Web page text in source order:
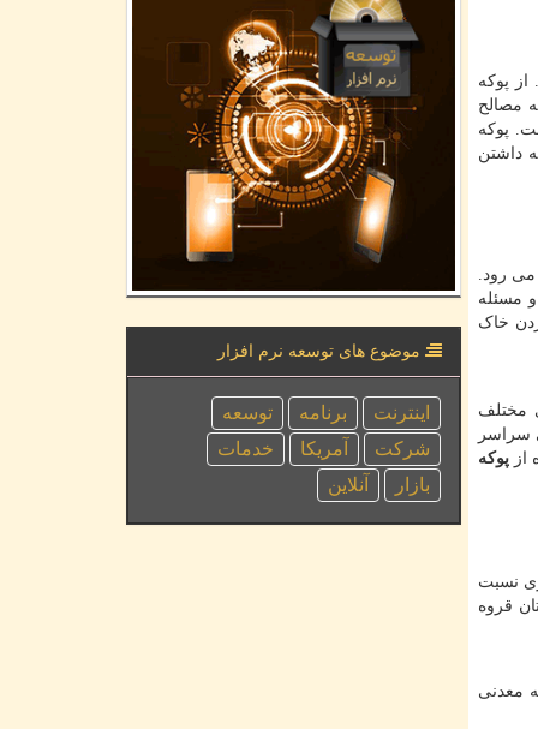
پوکه
مصالح
پوکه
می‌ شود. با توجه به داشتن
می ‌رود.
مسئله
خاک
مختلف
سراسر
پوکه
نسبت
قروه
معدنی
موضوع های توسعه نرم افزار
اینترنت برنامه
توسعه
شركت
آمریكا
خدمات
بازار
آنلاین